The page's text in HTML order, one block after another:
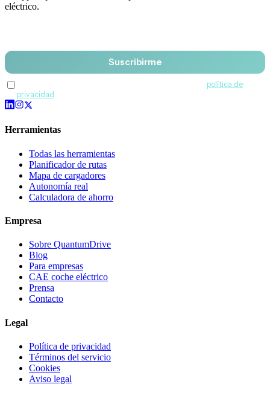
eléctrico.
Suscribirme
política de
privacidad
Herramientas
Todas las herramientas
Planificador de rutas
Mapa de cargadores
Autonomía real
Calculadora de ahorro
Empresa
Sobre QuantumDrive
Blog
Para empresas
CAE coche eléctrico
Prensa
Contacto
Legal
Política de privacidad
Términos del servicio
Cookies
Aviso legal